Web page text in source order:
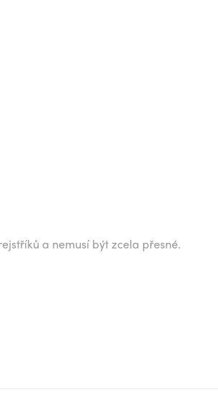
a nemusí být zcela přesné.